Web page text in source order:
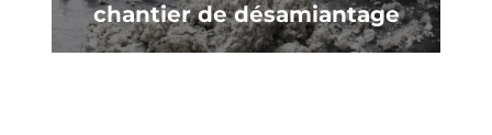
chantier de désamiantage